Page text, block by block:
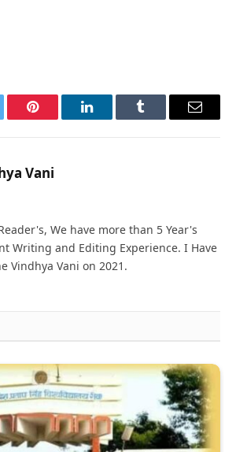
Pinterest LinkedInTumblr Email
Vani
We have more than 5 Year's
Writing and Editing Experience. I Have
Vindhya Vani on 2021.